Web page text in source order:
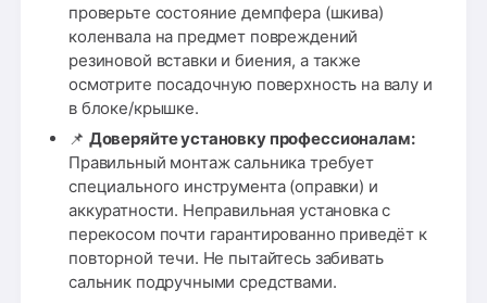
проверьте состояние демпфера (шкива)
коленвала на предмет повреждений
резиновой вставки и биения, а также
осмотрите посадочную поверхность на валу и
в блоке/крышке.
📌 Доверяйте установку профессионалам:
Правильный монтаж сальника требует
специального инструмента (оправки) и
аккуратности. Неправильная установка с
перекосом почти гарантированно приведёт к
повторной течи. Не пытайтесь забивать
сальник подручными средствами.